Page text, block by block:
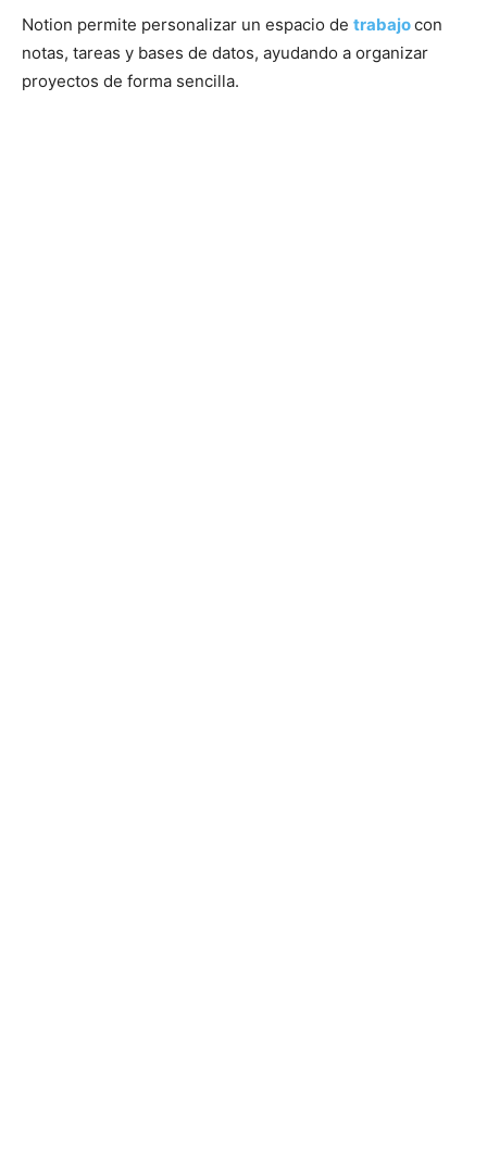
Notion permite personalizar un espacio de trabajocon
notas, tareas y bases de datos, ayudando a organizar
proyectos de forma sencilla.